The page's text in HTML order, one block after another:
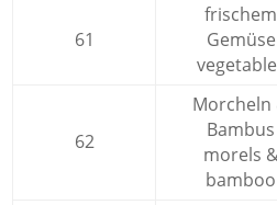
61
frischem
Gemüse
62
Morcheln
Bambus
morels
bamboo